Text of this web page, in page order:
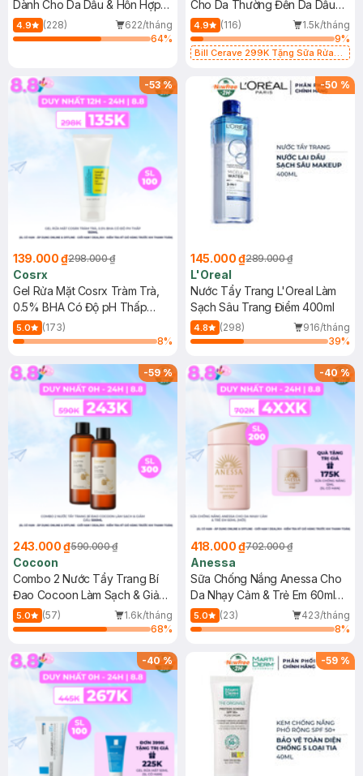
Dành Cho Da Dầu & Hỗn Hợp
500ml
4.9 (228)
622/tháng
64%
Cho Da Thường Đến Da Dầu
473ml
4.9 (116)
1.5k/tháng
9%
Bill Cerave 299K Tặng Sữa Rửa
-53%
139.000 ₫298.000 ₫
Cosrx
Gel Rửa Mặt Cosrx Tràm Trà,
0.5% BHA Có Độ pH Thấp
150ml
5.0
(173)
8%
-50 %
145.000 ₫289.000 ₫
L'Oreal
Nước Tẩy Trang L'Oreal Làm
Sạch Sâu Trang Điểm 400ml
4.8 (298)
916/tháng
39%
-59%
243.000 ₫590.000 ₫
Cocoon
Combo 2 Nước Tẩy Trang Bí
Đao Cocoon Làm Sạch & Giảm
Dầu 500ml
5.0 (57)
1.6k/tháng
68%
-40%
418.000 ₫702.000 ₫
Anessa
Sữa Chống Nắng Anessa Cho
Da Nhạy Cảm & Trẻ Em 60ml
(Mới)
5.0 (23)
423/tháng
8%
-40% -59 %